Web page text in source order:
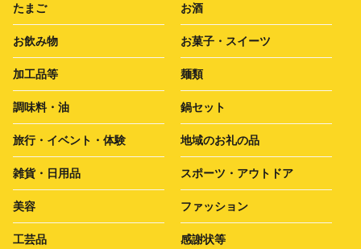
たまご お酒
お飲み物 お菓子・スイーツ
加工品等 麺類
調味料・油 鍋セット
旅行・イベント・体験 地域のお礼の品
雑貨・日用品 スポーツ・アウトドア
美容 ファッション
工芸品 感謝状等